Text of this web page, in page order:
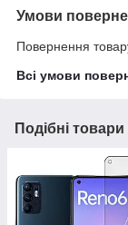
Умови
Повернення
Всі умови
Подібні товари